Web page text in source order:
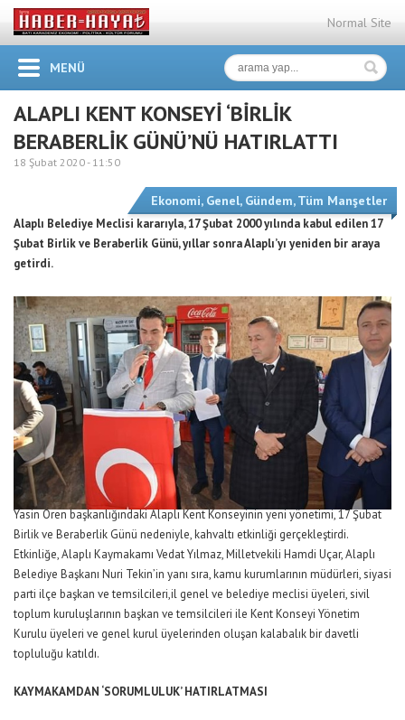
Normal Site
MENÜ
ALAPLI KENT KONSEYİ ‘BİRLİK
BERABERLİK GÜNÜ’NÜ HATIRLATTI
18 Şubat 2020 - 11:50
Ekonomi, Genel, Gündem,Tüm Manşetler
Alaplı Belediye Meclisi kararıyla, 17 Şubat 2000 yılında kabul edilen 17
Şubat Birlik ve Beraberlik Günü, yıllar sonra Alaplı’yı yeniden bir araya
getirdi.
Yasin Ören başkanlığındaki Alaplı Kent Konseyinin yeni yönetimi, 17 Şubat
Birlik ve Beraberlik Günü nedeniyle, kahvaltı etkinliği gerçekleştirdi.
Etkinliğe, Alaplı Kaymakamı Vedat Yılmaz, Milletvekili Hamdi Uçar, Alaplı
Belediye Başkanı Nuri Tekin’in yanı sıra, kamu kurumlarının müdürleri, siyasi
parti ilçe başkan ve temsilcileri,il genel ve belediye meclisi üyeleri, sivil
toplum kuruluşlarının başkan ve temsilcileri ile Kent Konseyi Yönetim
Kurulu üyeleri ve genel kurul üyelerinden oluşan kalabalık bir davetli
topluluğu katıldı.
KAYMAKAMDAN ‘SORUMLULUK’ HATIRLATMASI